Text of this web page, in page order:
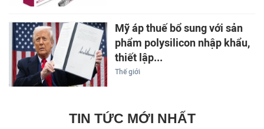
Mỹ áp thuế bổ sung với sản
phẩm polysilicon nhập khẩu,
thiết lập...
Thế giới
TIN TỨC MỚI NHẤT